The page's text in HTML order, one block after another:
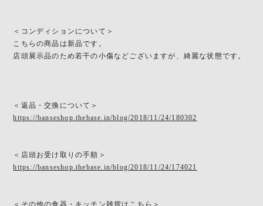
＜コンディションについて＞
こちらの商品は新品です。
店頭展示品のため若干の小傷などございますが、綺麗な状態です。
＜返品・交換について＞
https://banseshop.thebase.in/blog/2018/11/24/180302
＜店頭お受け取りの手順＞
https://banseshop.thebase.in/blog/2018/11/24/174021
＜その他の食器・キッチン雑貨はこちら＞